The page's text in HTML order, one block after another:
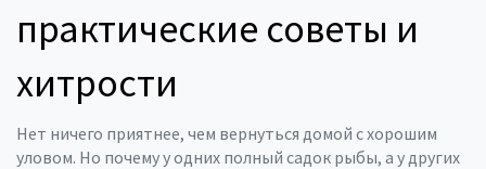
практические советы и
хитрости
Нет ничего приятнее, чем вернуться домой с хорошим
уловом. Но почему у одних полный садок рыбы, а у других